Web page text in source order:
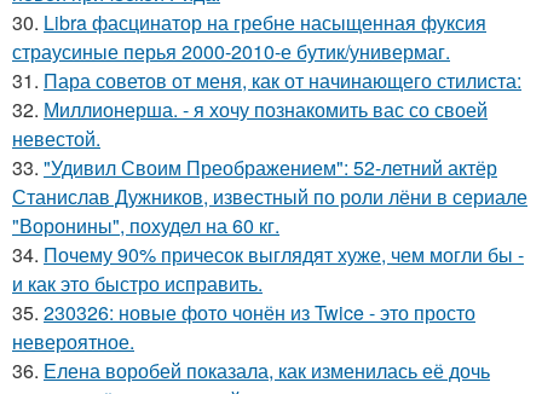
30. Libra фасцинатор на гребне насыщенная фуксия
страусиные перья 2000-2010-е бутик/универмаг.
31. Пара советов от меня, как от начинающего стилиста:
32. Миллионерша. - я хочу познакомить вас со своей
невестой.
33. "Удивил Своим Преображением": 52-летний актёр
Станислав Дужников, известный по роли лёни в сериале
"Воронины", похудел на 60 кг.
34. Почему 90% причесок выглядят хуже, чем могли бы -
и как это быстро исправить.
35. 230326: новые фото чонён из Twice - это просто
невероятное.
36. Елена воробей показала, как изменилась её дочь